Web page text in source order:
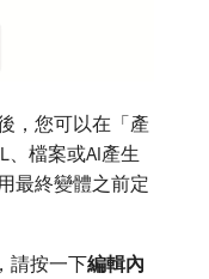
，您可以在「產
、檔案或AI產生
最終變體之前定
請按一下​編輯內